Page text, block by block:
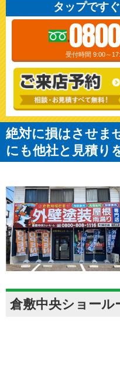
タップです
受付時間 9:00～
絶対に損はさせま
にも他社と見積り
倉敷中央ショー